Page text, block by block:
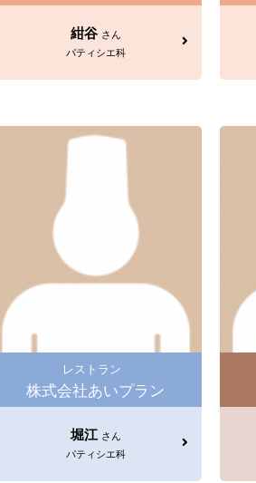
紺谷 さん
パティシエ科
レストラン
株式会社あいプラン
堀江 さん
パティシエ科